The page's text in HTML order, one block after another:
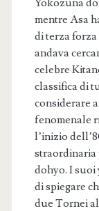
Yokozuna
mentre Asa
di terza
andava
celebre
classifica di
considerare
fenomenale
l’inizio
straordinaria
dohyo. I suoi
di spiegare
due Tornei